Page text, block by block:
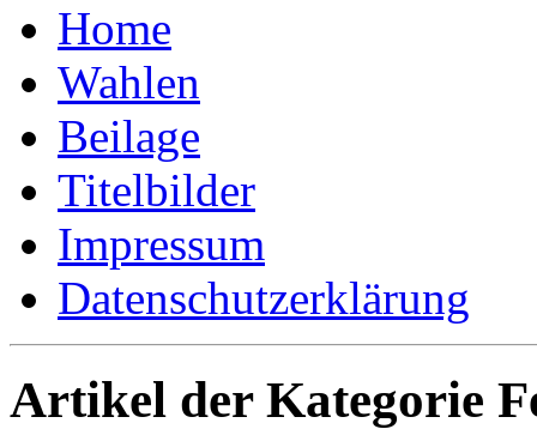
Home
Wahlen
Beilage
Titelbilder
Impressum
Datenschutzerklärung
Artikel der Kategorie